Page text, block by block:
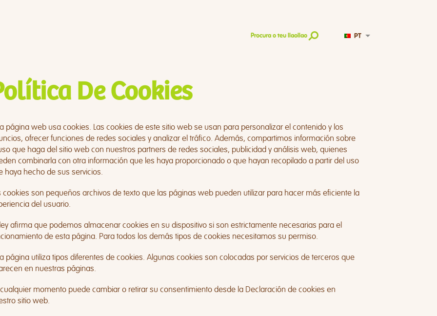
Procura o teu llaollao PT
De Cookies
página web usa cookies. Las cookies de este sitio web se usan para personalizar el contenido y los
ofrecer funciones de redes sociales y analizar el tráfico. Además, compartimos información sobre
que haga del sitio web con nuestros partners de redes sociales, publicidad y análisis web, quienes
combinarla con otra información que les haya proporcionado o que hayan recopilado a partir del uso
haya hecho de sus servicios.
cookies son pequeños archivos de texto que las páginas web pueden utilizar para hacer más eficiente la
del usuario.
afirma que podemos almacenar cookies en su dispositivo si son estrictamente necesarias para el
de esta página. Para todos los demás tipos de cookies necesitamos su permiso.
página utiliza tipos diferentes de cookies. Algunas cookies son colocadas por servicios de terceros que
en nuestras páginas.
momento puede cambiar o retirar su consentimiento desde la Declaración de cookies en
sitio web.